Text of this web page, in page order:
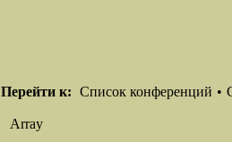
Перейти к: Список конференций •
Array